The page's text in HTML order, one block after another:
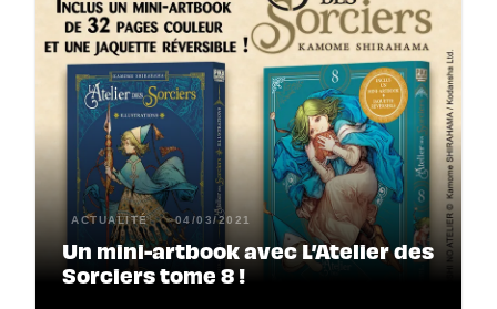
ACTUALITÉ 04/03/2021
Un mini-artbook avec L’Atelier des
Sorciers tome 8 !